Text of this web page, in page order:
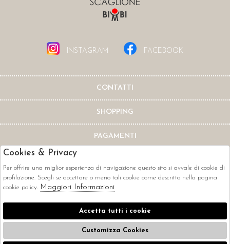
INSTAGRAM FACEBOOK
CONTATTI
SHOPPING
PAGAMENTI
CORRIERI
Cookies & Privacy
Per offrire una miglior esperienza di navigazione questo sito si avvale di cookie di
profilazione. Scegli se accettare o meno tali cookie come descritto nella pagina
cookie policy. Maggiori Informazioni
Accetta tutti i cookie
Customizza Cookies